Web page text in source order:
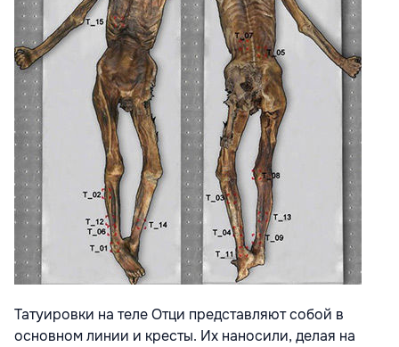
Татуировки на теле Отци представляют собой в
основном линии и кресты. Их наносили, делая на